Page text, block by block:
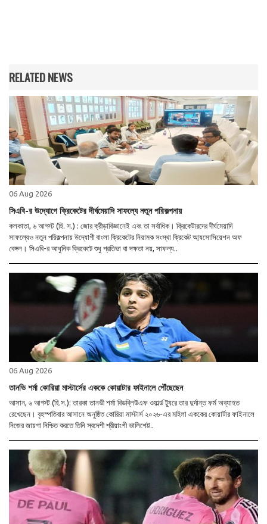
RELATED NEWS
06 Aug 2026
সিএবি-র উদ্যোগে ক্রিকেটের দীর্ঘমেয়াদি সাফল্যে নতুন পরিকল্পনায়
কলকাতা, ৬ আগস্ট (হি. স.) : জোর ক্রীড়াবিজ্ঞানেই এবং তা সর্বাধিক। ক্রিকেটারদের দীর্ঘমেয়াদি
সাফল্যেও নতুন পরিকল্পনায় উদ্যোগী বাংলা ক্রিকেটের নিয়ামক সংস্থা ক্রিকেট আ্যসোসিয়েশন অফ
বেঙ্গল। সিএবি-র আধুনিক ক্রিকেটে শুধু প্রতিভা বা দক্ষতা নয়, সাফল্য..
06 Aug 2026
তানভি শর্মা কোরিয়া মাস্টার্সের এককে কোয়াটার ফাইনালে পৌঁছেছেন
আসান, ৬ আগস্ট (হি.স.): তারকা তানভী শর্মা বিডব্লিউএফ ওয়ার্ল্ড ট্যুরে তার দুর্দান্ত ফর্ম অব্যাহত
রেখেছেন। বৃহস্পতিবার আসানে অনুষ্ঠিত কোরিয়া মাস্টার্স ২০২৬-এর মহিলা এককের কোয়ার্টার ফাইনালে
নিজের জায়গা নিশ্চিত করতে তিনি স্বদেশী শ্রীয়াংশী ভালিশেট্ট..